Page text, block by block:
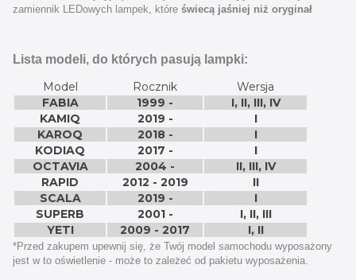
zamiennik LEDowych lampek, które świecą jaśniej niż oryginał
Lista modeli, do których pasują lampki:
Model Rocznik
Wersja
FABIA
1999 -
I, II, III, IV
KAMIQ
2019 -
I
KAROQ
2018 -
I
KODIAQ
2017 -
I
OCTAVIA
2004 -
II, III, IV
RAPID
2012 - 2019
II
SCALA
2019 -
I
SUPERB
2001 -
I, II, III
YETI
2009 - 2017 I, II
*Przed zakupem upewnij się, że Twój model samochodu wyposażony
jest w to oświetlenie - może to zależeć od pakietu wyposażenia.